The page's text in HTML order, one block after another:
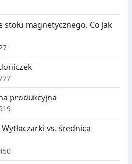
stołu magnetycznego. Co jak
produkcyjna
Wytłaczarki vs. średnica